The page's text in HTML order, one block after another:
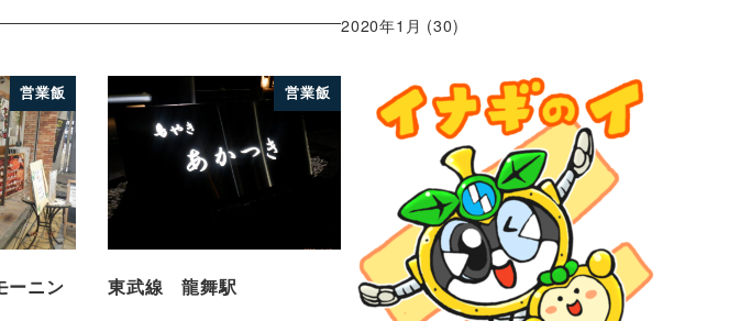
営業飯
ニン
営業飯
東武線 龍舞駅
2020年1月 (30)